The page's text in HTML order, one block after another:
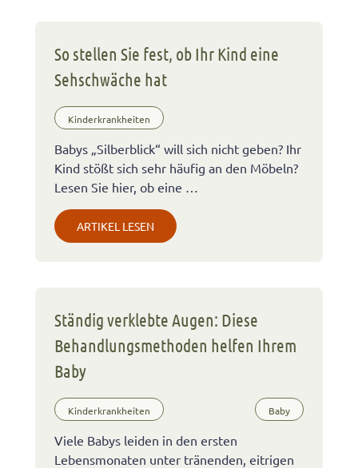
So stellen Sie fest, ob Ihr Kind eine
Sehschwäche hat
Kinderkrankheiten
Babys „Silberblick“ will sich nicht geben? Ihr
Kind stößt sich sehr häufig an den Möbeln?
Lesen Sie hier, ob eine …
ARTIKEL LESEN
Ständig verklebte Augen: Diese
Behandlungsmethoden helfen Ihrem
Baby
Kinderkrankheiten Baby
Viele Babys leiden in den ersten
Lebensmonaten unter tränenden, eitrigen